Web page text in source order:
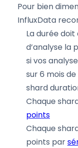
Pour bien
InfluxData
La durée
d’analyse la
si vos
sur 6 mois
shard
Chaque
points
Chaque
points par